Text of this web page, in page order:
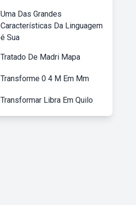
Uma Das Grandes
Características Da Linguagem
é Sua
Tratado De Madri Mapa
Transforme 0 4 M Em Mm
Transformar Libra Em Quilo